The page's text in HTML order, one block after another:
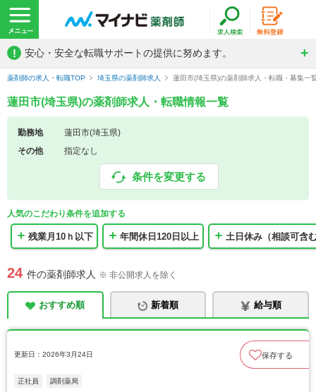
! 安心・安全な転職サポートの提供に努めます。
薬剤師の求人・転職TOP 埼玉県の薬剤師求人 蓮田市(埼玉県)の薬剤師求人・転職・募集一
蓮田市(埼玉県)の薬剤師求人・転職情報一覧
勤務地
蓮田市(埼玉県)
その他
指定なし
条件を変更する
人気のこだわり条件を追加する
残業月10ｈ以下 年間休日120日以上 土日休み（相談可含
24 件の薬剤師求人 ※ 非公開求人を除く
おすすめ順 新着順 給与順
更新日：2026年3月24日 保存する
正社員 調剤薬局